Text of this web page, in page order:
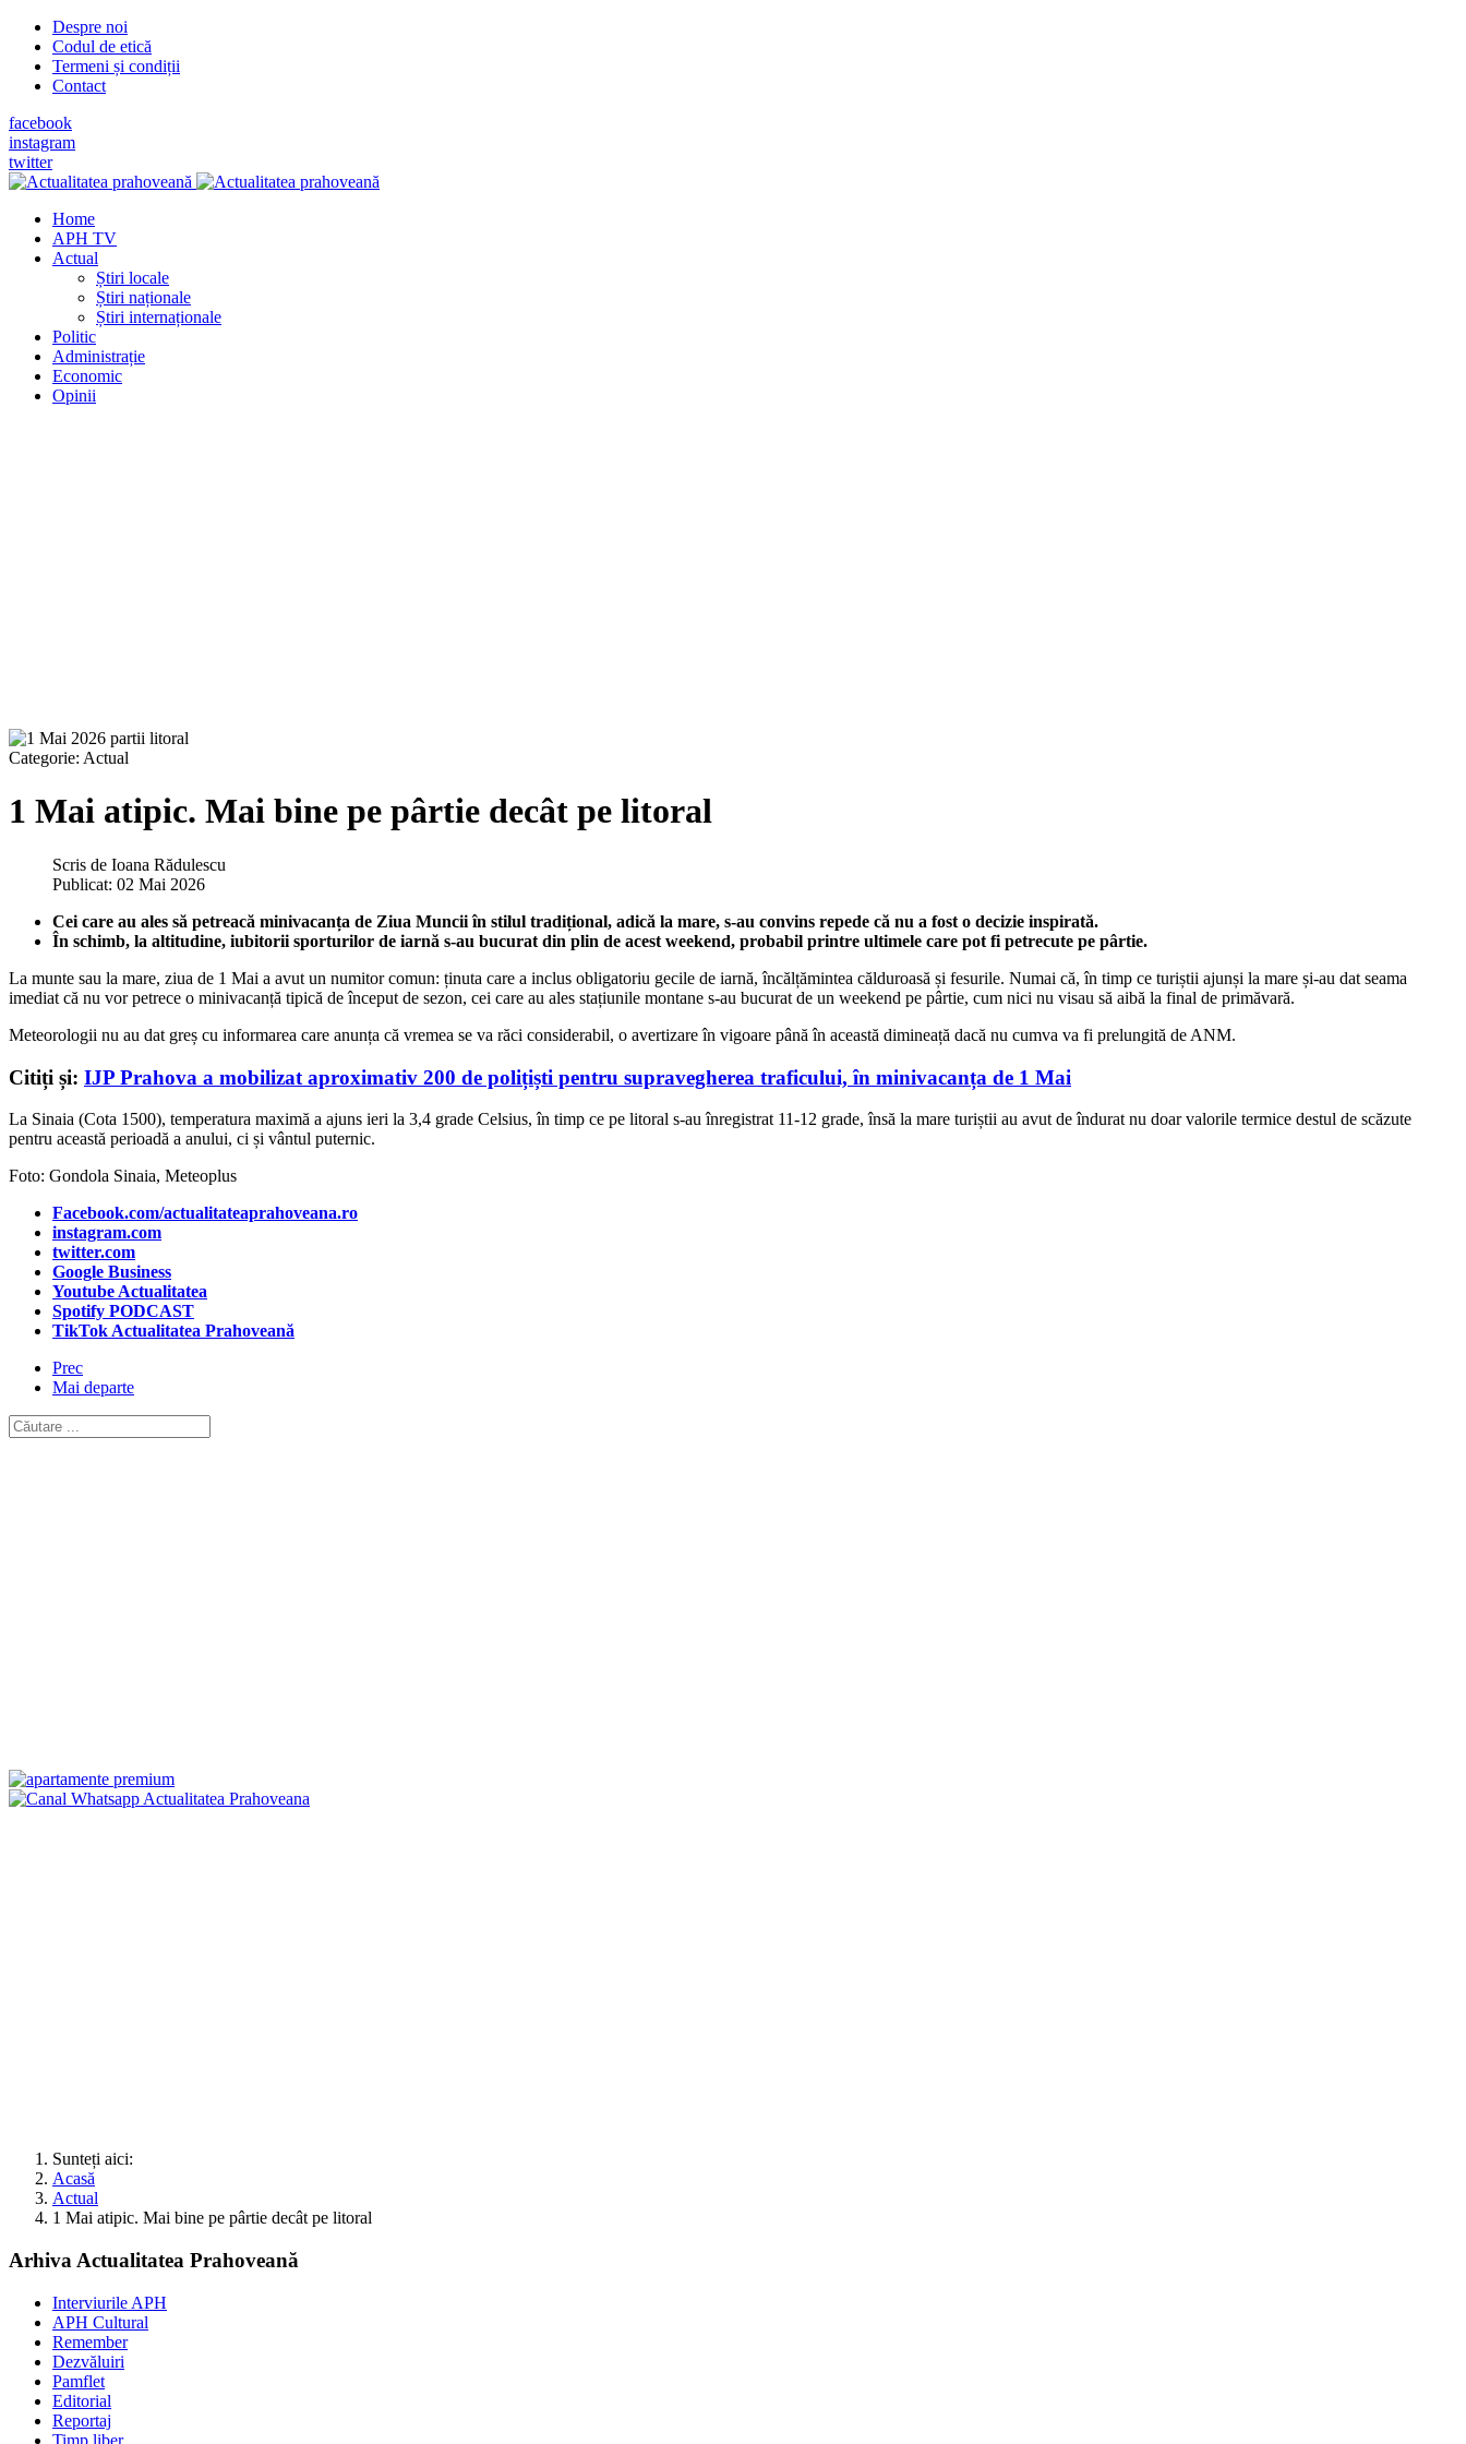
Despre noi
Codul de etică
Termeni și condiții
Contact
facebook
instagram
twitter
Home
APH TV
Actual
Știri locale
Știri naționale
Știri internaționale
Politic
Administrație
Economic
Opinii
Categorie: Actual
1 Mai atipic. Mai bine pe pârtie decât pe litoral
Scris de Ioana Rădulescu
Publicat: 02 Mai 2026
Cei care au ales să petreacă minivacanța de Ziua Muncii în stilul tradițional, adică la mare, s-au convins repede că nu a fost o decizie inspirată.
În schimb, la altitudine, iubitorii sporturilor de iarnă s-au bucurat din plin de acest weekend, probabil printre ultimele care pot fi petrecute pe pârtie.
La munte sau la mare, ziua de 1 Mai a avut un numitor comun: ținuta care a inclus obligatoriu gecile de iarnă, încălțămintea călduroasă și fesurile. Numai că, în timp ce turiștii ajunși la mare și-au dat seama
imediat că nu vor petrece o minivacanță tipică de început de sezon, cei care au ales stațiunile montane s-au bucurat de un weekend pe pârtie, cum nici nu visau să aibă la final de primăvară.
Meteorologii nu au dat greș cu informarea care anunța că vremea se va răci considerabil, o avertizare în vigoare până în această dimineață dacă nu cumva va fi prelungită de ANM.
Citiți și: IJP Prahova a mobilizat aproximativ 200 de polițiști pentru supravegherea traficului, în minivacanța de 1 Mai
La Sinaia (Cota 1500), temperatura maximă a ajuns ieri la 3,4 grade Celsius, în timp ce pe litoral s-au înregistrat 11-12 grade, însă la mare turiștii au avut de îndurat nu doar valorile termice destul de scăzute
pentru această perioadă a anului, ci și vântul puternic.
Foto: Gondola Sinaia, Meteoplus
Facebook.com/actualitateaprahoveana.ro
instagram.com
twitter.com
Google Business
Youtube Actualitatea
Spotify PODCAST
TikTok Actualitatea Prahoveană
Prec
Mai departe
Sunteți aici:
Acasă
Actual
1 Mai atipic. Mai bine pe pârtie decât pe litoral
Arhiva Actualitatea Prahoveană
Interviurile APH
APH Cultural
Remember
Dezvăluiri
Pamflet
Editorial
Reportaj
Timp liber